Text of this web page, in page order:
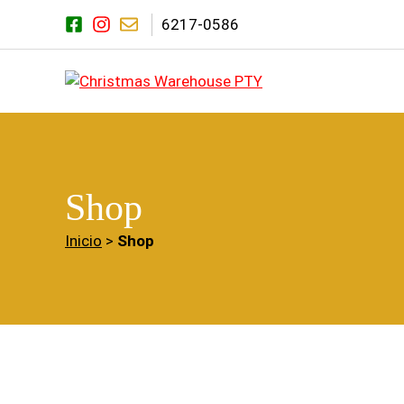
contenido
6217-0586
Shop
Inicio > Shop